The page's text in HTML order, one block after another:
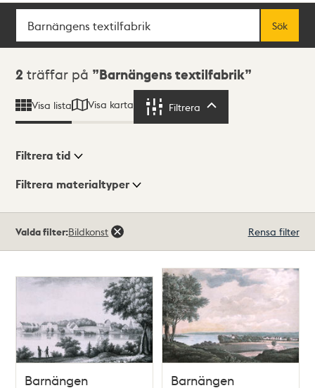
Sök
Sök
Sökresultat
2 träffar på Barnängens textilfabrik
Visa lista Visa karta Filtrera
Visningsläge
Filtrera tid
Filtrera materialtyper
träffar
Valda filter:Bildkonst Rensa filter
Barnängen Barnängen